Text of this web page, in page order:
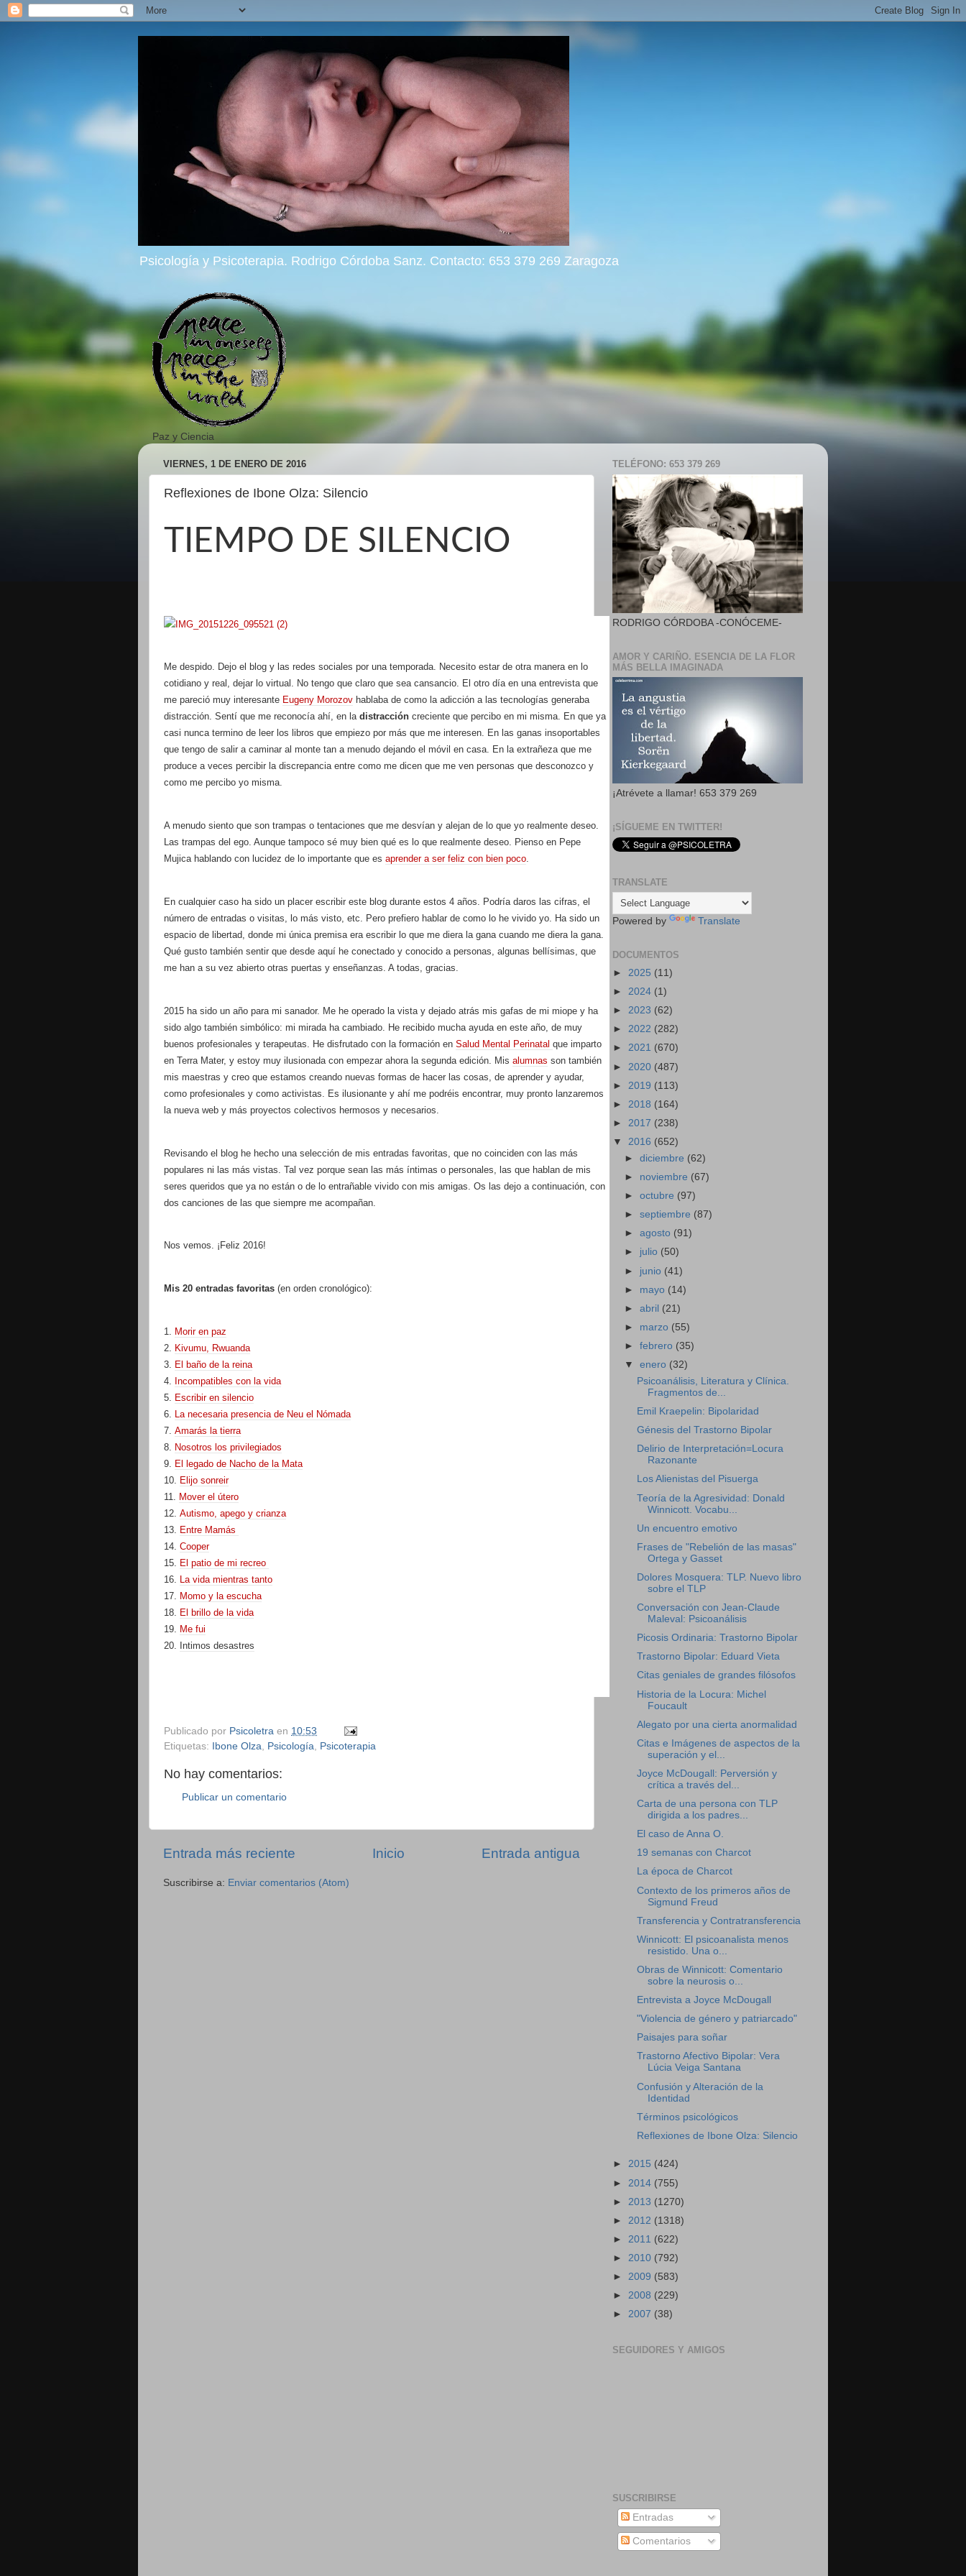
Psicología y Psicoterapia. Rodrigo Córdoba Sanz. Contacto: 653 379 269 Zaragoza
Paz y Ciencia
VIERNES, 1 DE ENERO DE 2016
Reflexiones de Ibone Olza: Silencio
TIEMPO DE SILENCIO
Me despido. Dejo el blog y las redes sociales por una temporada. Necesito estar de otra manera en lo
cotidiano y real, dejar lo virtual. No tengo que claro que sea cansancio. El otro día en una entrevista que
me pareció muy interesante Eugeny Morozov hablaba de como la adicción a las tecnologías generaba
distracción. Sentí que me reconocía ahí, en la distracción creciente que percibo en mi misma. En que ya
casi nunca termino de leer los libros que empiezo por más que me interesen. En las ganas insoportables
que tengo de salir a caminar al monte tan a menudo dejando el móvil en casa. En la extrañeza que me
produce a veces percibir la discrepancia entre como me dicen que me ven personas que desconozco y
como me percibo yo misma.
A menudo siento que son trampas o tentaciones que me desvían y alejan de lo que yo realmente deseo.
Las trampas del ego. Aunque tampoco sé muy bien qué es lo que realmente deseo. Pienso en Pepe
Mujica hablando con lucidez de lo importante que es aprender a ser feliz con bien poco.
En cualquier caso ha sido un placer escribir este blog durante estos 4 años. Podría daros las cifras, el
número de entradas o visitas, lo más visto, etc. Pero prefiero hablar de como lo he vivido yo. Ha sido un
espacio de libertad, donde mi única premisa era escribir lo que me diera la gana cuando me diera la gana.
Qué gusto también sentir que desde aquí he conectado y conocido a personas, algunas bellísimas, que
me han a su vez abierto otras puertas y enseñanzas. A todas, gracias.
2015 ha sido un año para mi sanador. Me he operado la vista y dejado atrás mis gafas de mi miope y ha
sido algo también simbólico: mi mirada ha cambiado. He recibido mucha ayuda en este año, de muy
buenos profesionales y terapeutas. He disfrutado con la formación en Salud Mental Perinatal que imparto
en Terra Mater, y estoy muy ilusionada con empezar ahora la segunda edición. Mis alumnas son también
mis maestras y creo que estamos creando nuevas formas de hacer las cosas, de aprender y ayudar,
como profesionales y como activistas. Es ilusionante y ahí me podréis encontrar, muy pronto lanzaremos
la nueva web y más proyectos colectivos hermosos y necesarios.
Revisando el blog he hecho una selección de mis entradas favoritas, que no coinciden con las más
populares ni las más vistas. Tal vez porque sean las más íntimas o personales, las que hablan de mis
seres queridos que ya no están o de lo entrañable vivido con mis amigas. Os las dejo a continuación, con
dos canciones de las que siempre me acompañan.
Nos vemos. ¡Feliz 2016!
Mis 20 entradas favoritas (en orden cronológico):
1.
Morir en paz
2.
Kivumu, Rwuanda
3.
El baño de la reina
4.
Incompatibles con la vida
5.
Escribir en silencio
6.
La necesaria presencia de Neu el Nómada
7. Amarás la tierra
8.
Nosotros los privilegiados
9.
El legado de Nacho de la Mata
10.
Elijo sonreir
11.
Mover el útero
12. Autismo, apego y crianza
13.
Entre Mamás
14. Cooper
15.
El patio de mi recreo
16.
La vida mientras tanto
17.
Momo y la escucha
18.
El brillo de la vida
19.
Me fui
20.
Intimos desastres
Publicado por Psicoletra en 10:53
Etiquetas: Ibone Olza Psicología Psicoterapia
No hay comentarios:
Publicar un comentario
Entrada más reciente Entrada antigua
Inicio
Suscribirse a: Enviar comentarios (Atom)
TELÉFONO: 653 379 269
RODRIGO CÓRDOBA -CONÓCEME-
AMOR Y CARIÑO. ESENCIA DE LA FLOR
MÁS BELLA IMAGINADA
¡Atrévete a llamar! 653 379 269
¡SÍGUEME EN TWITTER!
TRANSLATE
Powered by Translate
DOCUMENTOS
► 2025 (11)
► 2024 (1)
► 2023 (62)
► 2022 (282)
► 2021 (670)
► 2020 (487)
► 2019 (113)
► 2018 (164)
► 2017 (238)
▼ 2016 (652)
►diciembre (62)
► noviembre (67)
►octubre (97)
►septiembre (87)
►agosto (91)
► julio (50)
► junio (41)
► mayo (14)
►abril (21)
► marzo (55)
►febrero (35)
▼enero (32)
Psicoanálisis, Literatura y Clínica.
Fragmentos de...
Emil Kraepelin: Bipolaridad
Génesis del Trastorno Bipolar
Delirio de Interpretación=Locura
Razonante
Los Alienistas del Pisuerga
Teoría de la Agresividad: Donald
Winnicott. Vocabu...
Un encuentro emotivo
Frases de "Rebelión de las masas"
Ortega y Gasset
Dolores Mosquera: TLP. Nuevo libro
sobre el TLP
Conversación con Jean-Claude
Maleval: Psicoanálisis
Picosis Ordinaria: Trastorno Bipolar
Trastorno Bipolar: Eduard Vieta
Citas geniales de grandes filósofos
Historia de la Locura: Michel
Foucault
Alegato por una cierta anormalidad
Citas e Imágenes de aspectos de la
superación y el...
Joyce McDougall: Perversión y
crítica a través del...
Carta de una persona con TLP
dirigida a los padres...
El caso de Anna O.
19 semanas con Charcot
La época de Charcot
Contexto de los primeros años de
Sigmund Freud
Transferencia y Contratransferencia
Winnicott: El psicoanalista menos
resistido. Una o...
Obras de Winnicott: Comentario
sobre la neurosis o...
Entrevista a Joyce McDougall
"Violencia de género y patriarcado"
Paisajes para soñar
Trastorno Afectivo Bipolar: Vera
Lúcia Veiga Santana
Confusión y Alteración de la
Identidad
Términos psicológicos
Reflexiones de Ibone Olza: Silencio
► 2015 (424)
► 2014 (755)
► 2013 (1270)
► 2012 (1318)
► 2011 (622)
► 2010 (792)
► 2009 (583)
► 2008 (229)
► 2007 (38)
SEGUIDORES Y AMIGOS
SUSCRIBIRSE
Entradas
Comentarios